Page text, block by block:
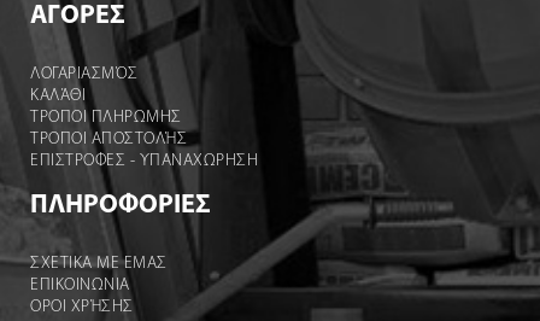
ΑΓΟΡΕΣ
ΛΟΓΑΡΙΑΣΜΌΣ
ΚΑΛΆΘΙ
ΤΡΟΠΟΙ ΠΛΗΡΩΜΗΣ
ΤΡΟΠΟΙ ΑΠΟΣΤΟΛΉΣ
ΕΠΙΣΤΡΟΦΕΣ - ΥΠΑΝΑΧΩΡΗΣΗ
ΠΛΗΡΟΦΟΡΙΕΣ
ΣΧΕΤΙΚΑ ΜΕ ΕΜΑΣ
ΕΠΙΚΟΙΝΩΝΙΑ
ΟΡΟΙ ΧΡΉΣΗΣ